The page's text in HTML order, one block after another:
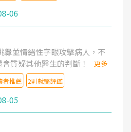
06
釁並情緒性字眼攻擊病人，不
質疑其他醫生的判斷！
更多
者推薦 2則就醫評鑑
05